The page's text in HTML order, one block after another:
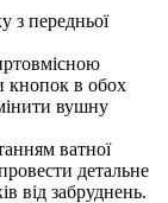
з передньої
кнопок в обох
вушну
ватної
детальне
від забруднень.